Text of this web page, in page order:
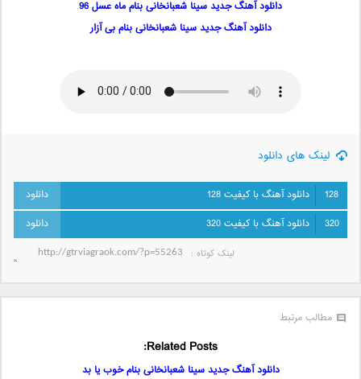
دانلود آهنگ جدید سینا شعبانخانی بنام ماه عسل 96
دانلود آهنگ جدید سینا شعبانخانی بنام بی آزار
لینک های دانلود
128
دانلود آهنگ با کیفیت 128
320
دانلود آهنگ با کیفیت 320
لینک کوتاه‌ :
مطالب مرتبط
Related Posts:
دانلود آهنگ جدید سینا شعبانخانی بنام خوب یا بد